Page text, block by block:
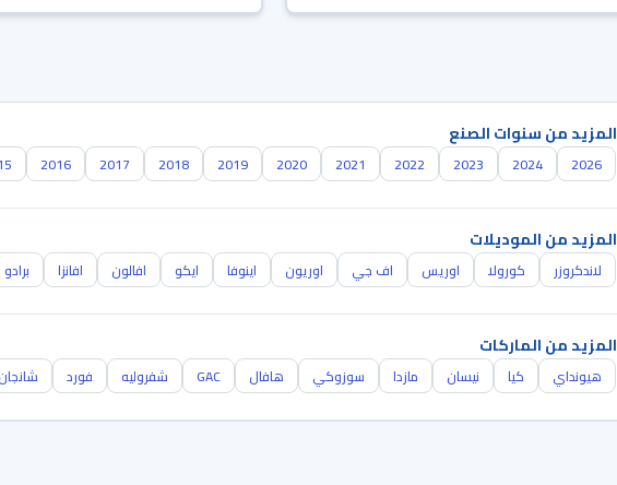
المزيد من سنوات الصنع
2026
2024
2023
2022
2021
2020
2019
2018
2017
2016
المزيد من الموديلات
لاندكروزر كورولا اوريس اف جي اوريون اينوفا ايكو افالون افانزا برادو
المزيد من الماركات
هيونداي كيا نيسان مازدا سوزوكي هافال GAC شفروليه فورد شانجان